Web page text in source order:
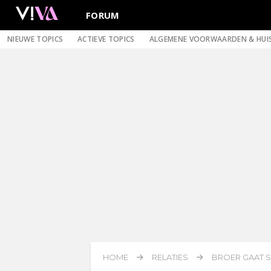
FORUM
NIEUWE TOPICS ACTIEVE TOPICS ALGEMENE VOORWAARDEN &
HOME RELATIES BROER GAAT